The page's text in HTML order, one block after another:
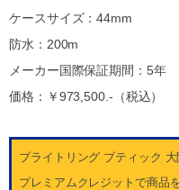
ケースサイズ：44mm
防水：200m
メーカー国際保証期間：5年
価格：￥973,500.-（税込）
ブライトリング ブティック
プレミアムクレジットで商品